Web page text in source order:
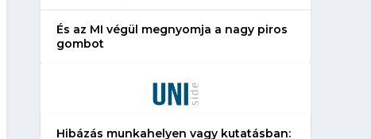
És az MI végül megnyomja a nagy piros
gombot
Hibázás munkahelyen vagy kutatásban: